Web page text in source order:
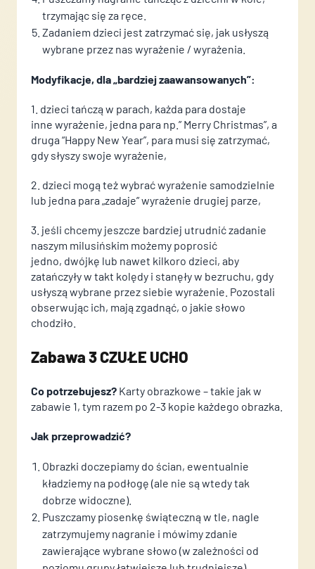
trzymając się za ręce.
Zadaniem dzieci jest zatrzymać się, jak usłyszą
wybrane przez nas wyrażenie / wyrażenia.
Modyfikacje, dla „bardziej zaawansowanych”:
1. dzieci tańczą w parach, każda para dostaje
inne wyrażenie, jedna para np.” Merry Christmas”, a
druga “Happy New Year”, para musi się zatrzymać,
gdy słyszy swoje wyrażenie,
2. dzieci mogą też wybrać wyrażenie samodzielnie
lub jedna para „zadaje” wyrażenie drugiej parze,
3. jeśli chcemy jeszcze bardziej utrudnić zadanie
naszym milusińskim możemy poprosić
jedno, dwójkę lub nawet kilkoro dzieci, aby
zatańczyły w takt kolędy i stanęły w bezruchu, gdy
usłyszą wybrane przez siebie wyrażenie. Pozostali
obserwując ich, mają zgadnąć, o jakie słowo
chodziło.
Zabawa 3 CZUŁE UCHO
Co potrzebujesz? Karty obrazkowe – takie jak w
zabawie 1, tym razem po 2-3 kopie każdego obrazka.
Jak przeprowadzić?
Obrazki doczepiamy do ścian, ewentualnie
kładziemy na podłogę (ale nie są wtedy tak
dobrze widoczne).
Puszczamy piosenkę świąteczną w tle, nagle
zatrzymujemy nagranie i mówimy zdanie
zawierające wybrane słowo (w zależności od
Imie i nazwisko
E-mail
Wiadomość*
Imie i nazwisko
E-mail
Wiadomość*
Imię i Nazwisko
Telefon
Email
Wiadomość
Wyrażam zgodę na przetwarzanie moich danych
osobowych w związku z udzieleniem odpowiedzi na
zapytanie wysłane przez formularz kontaktowy...
czytaj dalej )